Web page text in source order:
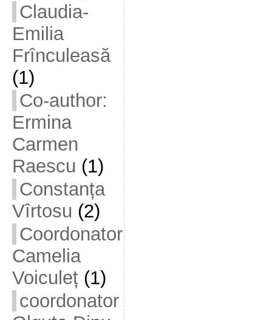
Claudia-
Emilia
Frînculeasă
(1)
Co-author:
Ermina
Carmen
Raescu (1)
Constanța
Vîrtosu (2)
Coordonator
Camelia
Voiculeț(1)
coordonator